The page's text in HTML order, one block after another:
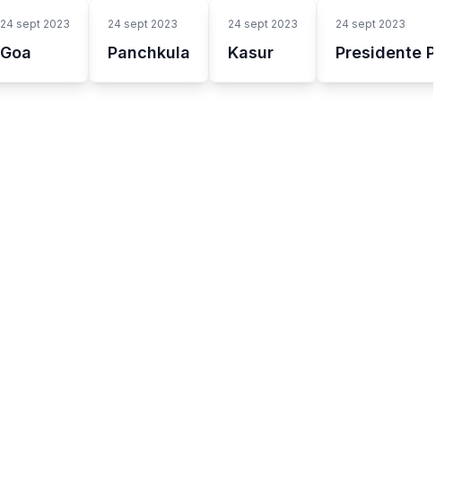
24 sept 2023
Goa
24 sept 2023
Panchkula
24 sept 2023
Kasur
24 sept 2023
Presidente